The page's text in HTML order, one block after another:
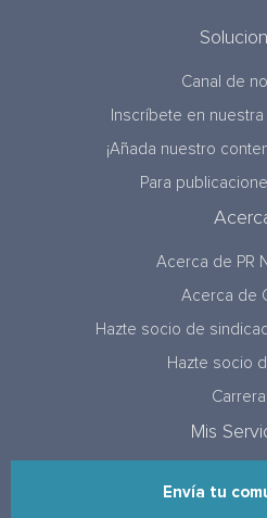
Canal de
Inscríbete en
¡Añada nuestro
Para
Acerca de PR
Acerca de
Hazte socio de
Hazte socio
Mis
Envía tu